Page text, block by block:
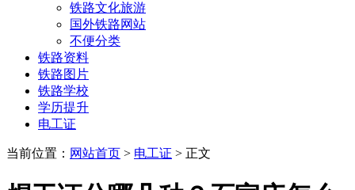
铁路文化旅游
国外铁路网站
不便分类
铁路资料
铁路图片
铁路学校
学历提升
电工证
当前位置： 网站首页 > 电工证 > 正文